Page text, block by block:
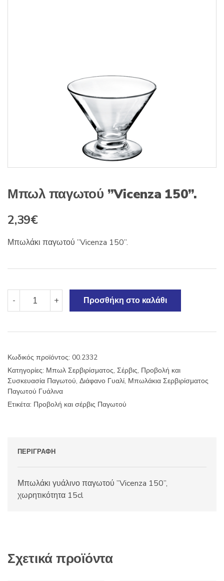
Μπωλ παγωτού ”Vicenza 150”.
2,39€
Μπωλάκι παγωτού ”Vicenza 150”.
-
Μπωλ
παγωτού + Προσθήκη στο καλάθι
Κωδικός προϊόντος: 00.2332
Κατηγορίες: Μπωλ Σερβιρίσματος, Σέρβις, Προβολή και
Συσκευασία Παγωτού, Διάφανο Γυαλί, Μπωλάκια Σερβιρίσματος
Παγωτού Γυάλινα
Ετικέτα: Προβολή και σέρβις Παγωτού
ΠΕΡΙΓΡΑΦΉ
Μπωλάκι γυάλινο παγωτού ”Vicenza 150”,
χωρητικότητα 15cl
Σχετικά προϊόντα